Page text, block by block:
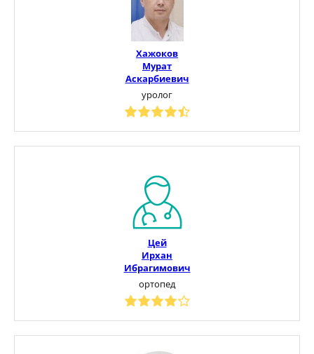
Хажоков
Мурат
Аскарбиевич
уролог
Цей
Ирхан
Ибрагимович
ортопед